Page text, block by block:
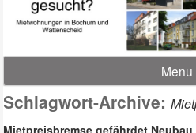
Menu
Schlagwort-Archive:
Mietpreisbremse gefährdet